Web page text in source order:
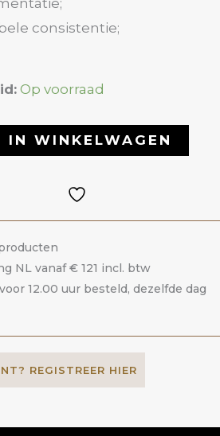
consistentie;
Op voorraad
IN WINKELWAGEN
NL vanaf € 121 incl. btw
12.00 uur besteld, dezelfde dag
REGISTREER HIER